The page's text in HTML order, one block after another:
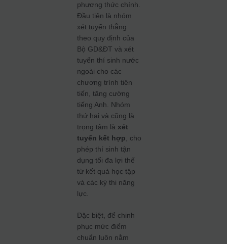
phương thức chính.
Đầu tiên là nhóm
xét tuyển thẳng
theo quy định của
Bộ GD&ĐT và xét
tuyển thí sinh nước
ngoài cho các
chương trình tiên
tiến, tăng cường
tiếng Anh. Nhóm
thứ hai và cũng là
trọng tâm là xét
tuyển kết hợp , cho
phép thí sinh tận
dụng tối đa lợi thế
từ kết quả học tập
và các kỳ thi năng
lực.
Đặc biệt, để chinh
phục mức điểm
chuẩn luôn nằm